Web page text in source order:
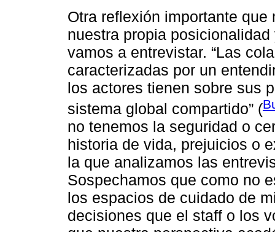
Otra reflexión importante
nuestra propia
vamos a entrevistar. “Las
caracterizadas por un
los actores tienen sobre sus
sistema global compartido” (
no tenemos la seguridad o
historia de vida, prejuicios o
la que analizamos las
Sospechamos que como no
los espacios de cuidado de
decisiones que el staff o los